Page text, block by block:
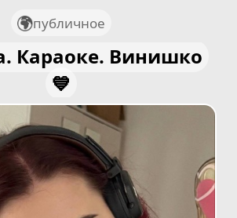
публичное
Караоке. Винишко
💙